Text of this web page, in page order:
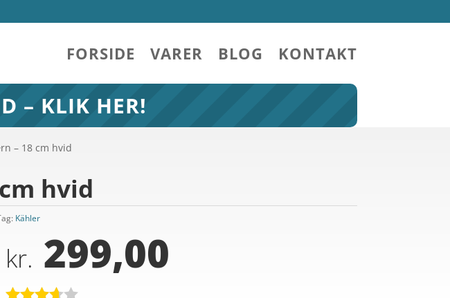
FORSIDE VARER BLOG KONTAKT
– KLIK HER!
– 18 cm hvid
hvid
Kähler
kr. 299,00